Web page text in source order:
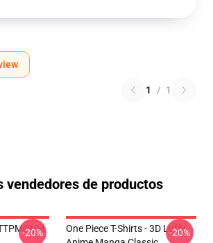
1 / 1
vendedores de productos
-20%
One Piece T-Shirts - 3D Luffy
-20%